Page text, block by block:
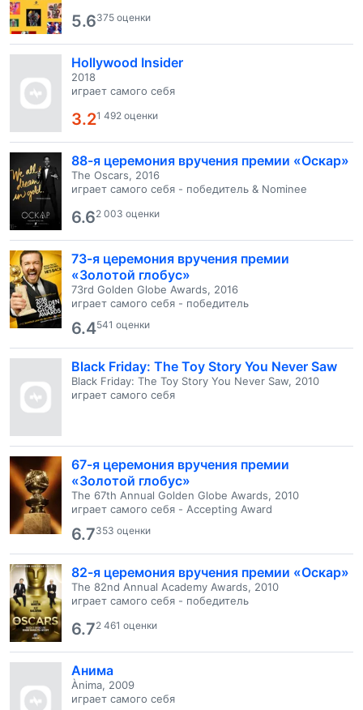
5.6375 оценки
Hollywood Insider
2018
играет самого себя
3.21 492 оценки
88-я церемония вручения премии «Оскар»
The Oscars, 2016
играет самого себя - победитель & Nominee
6.62 003 оценки
73-я церемония вручения премии
«Золотой глобус»
73rd Golden Globe Awards, 2016
играет самого себя - победитель
6.4541 оценки
Black Friday: The Toy Story You Never Saw
Black Friday: The Toy Story You Never Saw, 2010
играет самого себя
67-я церемония вручения премии
«Золотой глобус»
The 67th Annual Golden Globe Awards, 2010
играет самого себя - Accepting Award
6.7353 оценки
82-я церемония вручения премии «Оскар»
The 82nd Annual Academy Awards, 2010
играет самого себя - победитель
6.72 461 оценки
Анима
Ànima, 2009
играет самого себя